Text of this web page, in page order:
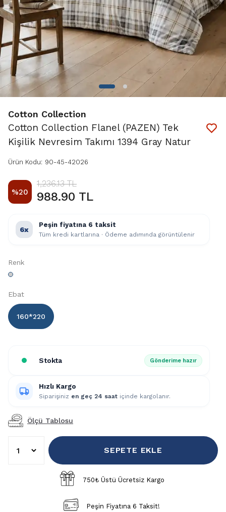
Cotton Collection
Cotton Collection Flanel (PAZEN) Tek
Kişilik Nevresim Takımı 1394 Gray Natur
Ürün Kodu: 90-45-42026
%20
1,236.13 TL
988.90 TL
6x
Peşin fiyatına 6 taksit
Tüm kredi kartlarına · Ödeme adımında görüntülenir
Renk
Ebat
160*220
Stokta Gönderime hazır
Hızlı Kargo
Siparişiniz en geç 24 saat içinde kargolanır.
Ölçü Tablosu
SEPETE EKLE
750₺ Üstü Ücretsiz Kargo
Peşin Fiyatına 6 Taksit!